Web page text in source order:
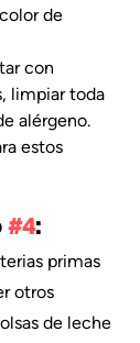
de
con
limpiar toda
alérgeno.
estos
#4:
primas
otros
de leche